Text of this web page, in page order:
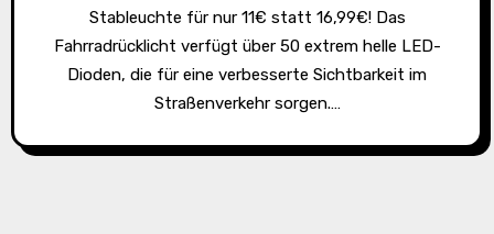
Stableuchte für nur 11€ statt 16,99€! Das
Fahrradrücklicht verfügt über 50 extrem helle LED-
Dioden, die für eine verbesserte Sichtbarkeit im
Straßenverkehr sorgen.…